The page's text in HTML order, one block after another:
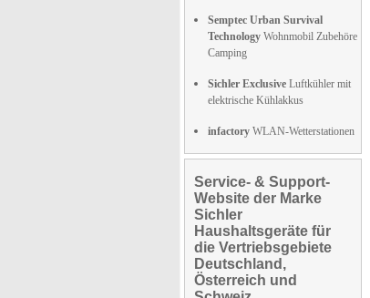
Semptec Urban Survival
Technology Wohnmobil Zubehöre
Camping
Sichler Exclusive Luftkühler mit
elektrische Kühlakkus
infactory WLAN-Wetterstationen
Service- & Support-
Website der Marke
Sichler
Haushaltsgeräte für
die Vertriebsgebiete
Deutschland,
Österreich und